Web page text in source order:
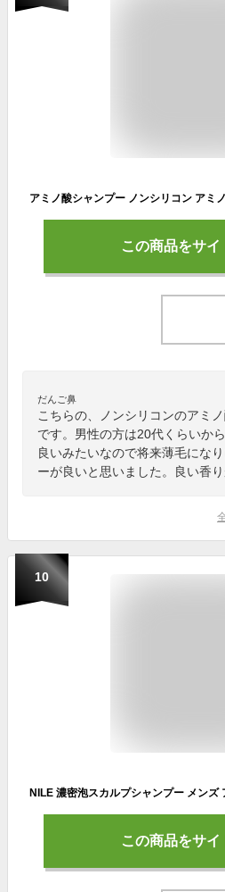
この商品をサイ
だんご鼻
こちらの、ノンシリコンのアミ
です。男性の方は20代くらいか
良いみたいなので将来薄毛にな
ーが良いと思いました。良い香り
10
この商品をサイ